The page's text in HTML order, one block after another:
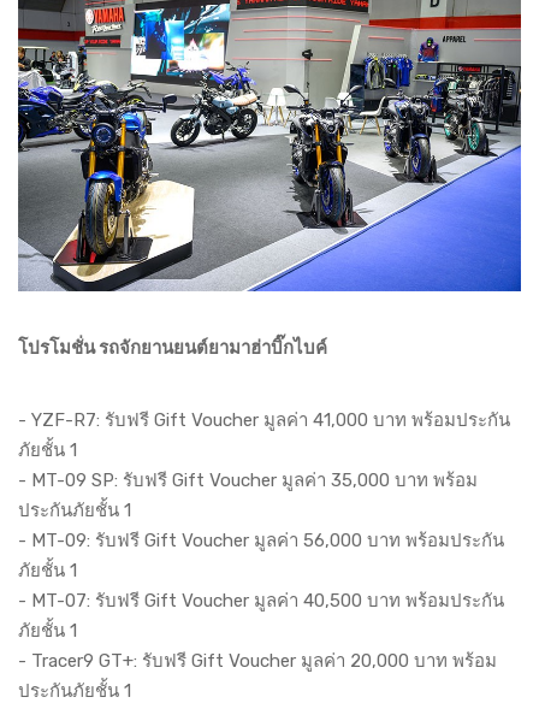
โปรโมชั่น รถจักยานยนต์ยามาฮ่าบิ๊กไบค์
- YZF-R7: รับฟรี Gift Voucher มูลค่า 41,000 บาท พร้อมประกัน
ภัยชั้น 1
- MT-09 SP: รับฟรี Gift Voucher มูลค่า 35,000 บาท พร้อม
ประกันภัยชั้น 1
- MT-09: รับฟรี Gift Voucher มูลค่า 56,000 บาท พร้อมประกัน
ภัยชั้น 1
- MT-07: รับฟรี Gift Voucher มูลค่า 40,500 บาท พร้อมประกัน
ภัยชั้น 1
- Tracer9 GT+: รับฟรี Gift Voucher มูลค่า 20,000 บาท พร้อม
ประกันภัยชั้น 1